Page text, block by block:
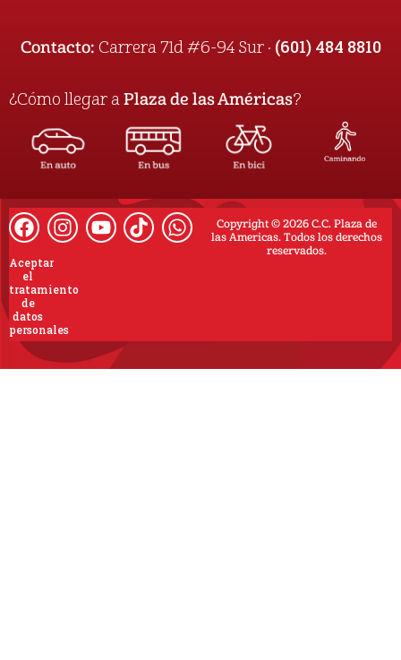
Contacto: Carrera 71d #6-94 Sur · (601) 484 8810
¿Cómo llegar a Plaza de las Américas?
Copyright © 2026 C.C. Plaza de
las Americas. Todos los derechos
reservados.
Aceptar
el
tratamiento
de
datos
personales